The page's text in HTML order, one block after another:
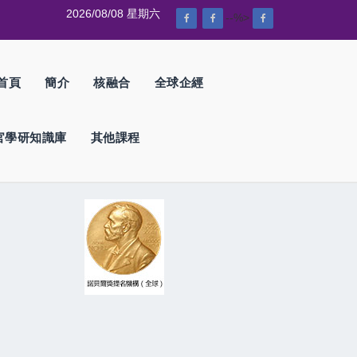
--%>
2026/08/08 星期六
頁 簡介 核融合 全球企經
學研知識庫 其他課程